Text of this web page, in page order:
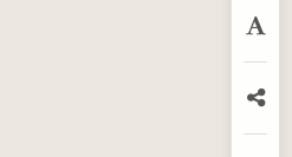
放
分